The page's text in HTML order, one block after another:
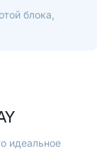
блока,
идеальное